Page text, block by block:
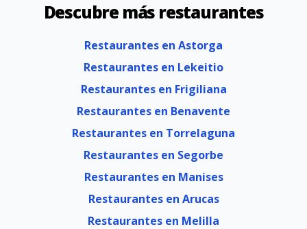
Descubre más restaurantes
Restaurantes en Astorga
Restaurantes en Lekeitio
Restaurantes en Frigiliana
Restaurantes en Benavente
Restaurantes en Torrelaguna
Restaurantes en Segorbe
Restaurantes en Manises
Restaurantes en Arucas
Restaurantes en Melilla